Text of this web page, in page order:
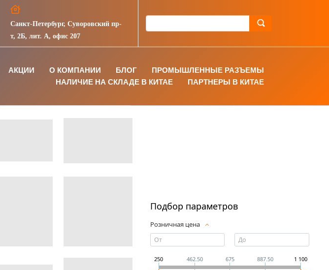
Санкт-Петербург, Суворовский пр-
т, 2Б, лит. А, офис 207
АКЦИИ О КОМПАНИИ БЛОГ
ПРОМЫШЛЕННЫЕ РАЗЪЕМЫ
НАЛИЧИЕ НА СКЛАДЕ В КИТАЕ
ПАРТНЕРЫ В КИТАЕ
Подбор параметров
Розничная цена
250 462.50 675 887.50 1 100